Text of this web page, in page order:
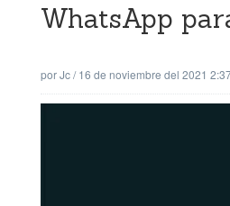
WhatsApp
porJc/16 de noviembre del 2021